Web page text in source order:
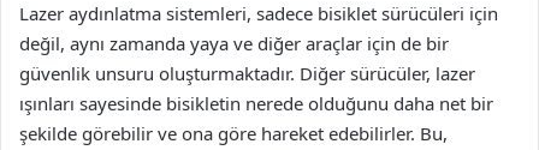
Lazer aydınlatma sistemleri, sadece bisiklet sürücüleri için
değil, aynı zamanda yaya ve diğer araçlar için de bir
güvenlik unsuru oluşturmaktadır. Diğer sürücüler, lazer
ışınları sayesinde bisikletin nerede olduğunu daha net bir
şekilde görebilir ve ona göre hareket edebilirler. Bu,